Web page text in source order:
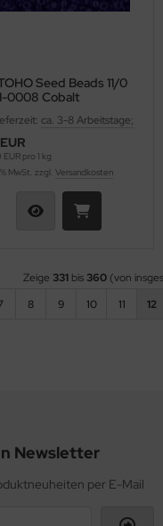
Seed Beads 11/0
0008 Cobalt
ca. 3-8 Arbeitstage;
pro 1 kg
MwSt. zzgl. Versandkosten
Zeige 331bis 360(von
8 9 10 11 12
Newsletter
per E-Mail